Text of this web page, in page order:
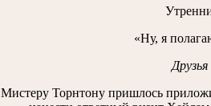
«Ну, я
Мистеру Торнтону пришлось